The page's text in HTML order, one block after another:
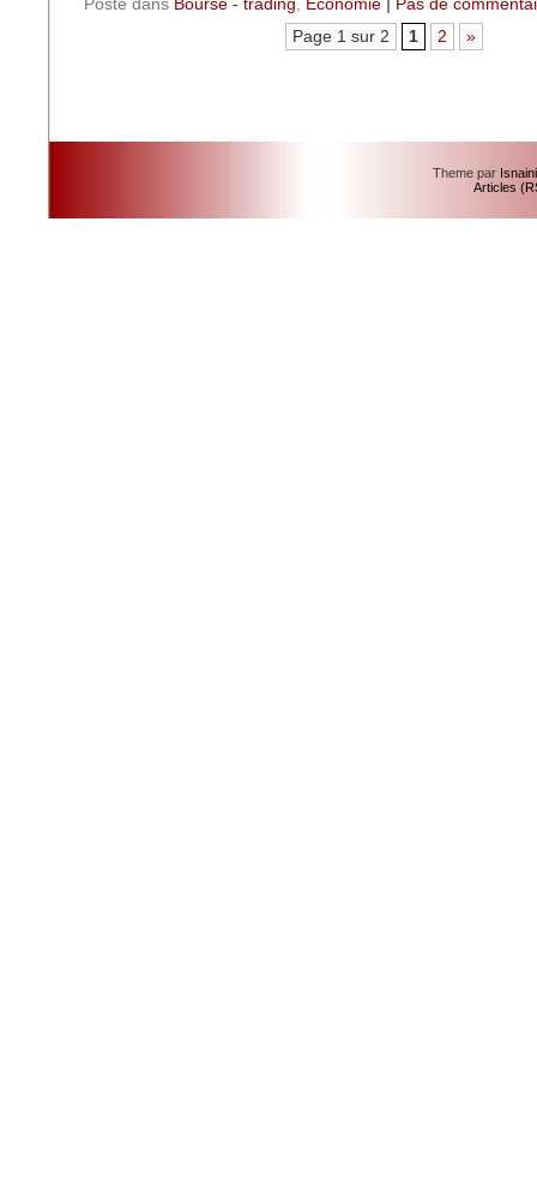
Posté dans Bourse - trading, Economie
Pas de
Page 1 sur 2
1 2 »
Theme par
Articles